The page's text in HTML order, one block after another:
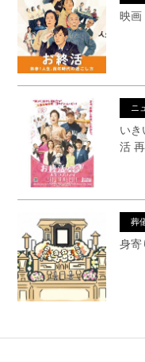
映画
ニ
いき
活
葬
身寄